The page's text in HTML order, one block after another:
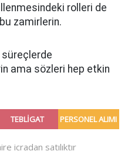
rolleri de
bu zamirlerin.
süreçlerde
ama sözleri hep etkin